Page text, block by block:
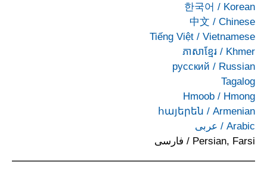
Korean
/
한국어
Chinese
/
中文
Vietnamese
/
Tiếng Việt
Khmer
/
ភាសាខ្មែរ
Russian
/
русский
Tagalog
Hmong
/
Hmoob
Armenian
/
հայերեն
Arabic
/ عربى
Persian, Farsi
/ فارسی